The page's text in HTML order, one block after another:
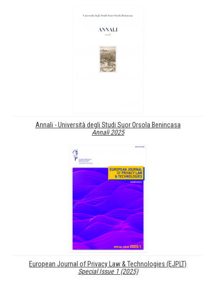
Annali - Università degli Studi Suor Orsola Benincasa
Annali 2025
European Journal of Privacy Law & Technologies (EJPLT)
Special Issue 1 (2025)